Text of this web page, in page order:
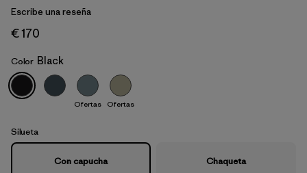
Black
Escribe una reseña
€ 170
Color Black
Ofertas Ofertas
Silueta
Con capucha Chaqueta